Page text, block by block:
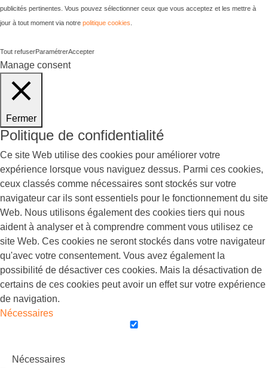
publicités pertinentes. Vous pouvez sélectionner ceux que vous acceptez et les mettre à
jour à tout moment via notre politique cookies
Tout refuserParamétrerAccepter
Manage consent
Fermer
Politique de confidentialité
Ce site Web utilise des cookies pour améliorer votre
expérience lorsque vous naviguez dessus. Parmi ces cookies,
ceux classés comme nécessaires sont stockés sur votre
navigateur car ils sont essentiels pour le fonctionnement du site
Web. Nous utilisons également des cookies tiers qui nous
aident à analyser et à comprendre comment vous utilisez ce
site Web. Ces cookies ne seront stockés dans votre navigateur
qu'avec votre consentement. Vous avez également la
possibilité de désactiver ces cookies. Mais la désactivation de
certains de ces cookies peut avoir un effet sur votre expérience
de navigation.
Nécessaires
Nécessaires